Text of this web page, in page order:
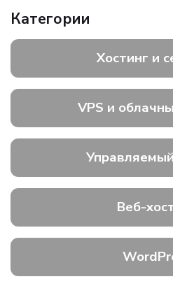
Категории
Хостинг и
VPS и
Веб-